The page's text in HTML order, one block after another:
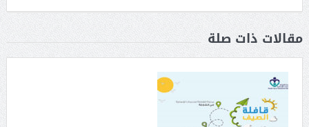
مقالات ذات صلة